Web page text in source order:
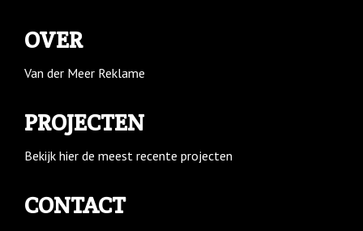
OVER
Van der Meer Reklame
PROJECTEN
Bekijk hier de meest recente projecten
CONTACT